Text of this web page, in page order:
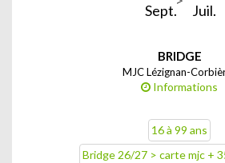
Sept.
Juil.
BRIDGE
MJC Lézignan-
Informations
16 à 99 ans
Bridge 26/27 > carte mjc +